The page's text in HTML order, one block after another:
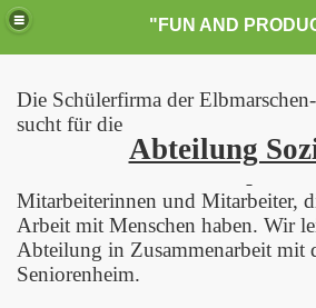
Die Schülerfirma der
sucht für die
Abteilung
Mitarbeiterinnen und Mitarbeiter,
Arbeit mit Menschen haben. Wir
Abteilung in Zusammenarbeit mit
Seniorenheim.